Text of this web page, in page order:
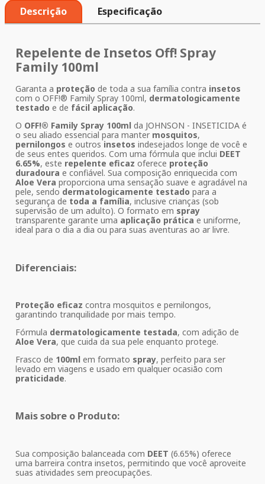
Descrição Especificação
Repelente de Insetos Off! Spray
Family 100ml
Garanta a proteção de toda a sua família contra insetos
com o OFF!® Family Spray 100ml, dermatologicamente
testado e de fácil aplicação.
O OFF!® Family Spray 100ml da JOHNSON - INSETICIDA é
o seu aliado essencial para manter mosquitos,
pernilongos e outros insetos indesejados longe de você e
de seus entes queridos. Com uma fórmula que inclui DEET
6.65%, este repelente eficaz oferece proteção
duradoura e confiável. Sua composição enriquecida com
Aloe Vera proporciona uma sensação suave e agradável na
pele, sendo dermatologicamente testado para a
segurança de toda a família, inclusive crianças (sob
supervisão de um adulto). O formato em spray
transparente garante uma aplicação prática e uniforme,
ideal para o dia a dia ou para suas aventuras ao ar livre.
Diferenciais:
Proteção eficaz contra mosquitos e pernilongos,
garantindo tranquilidade por mais tempo.
Fórmula dermatologicamente testada, com adição de
Aloe Vera, que cuida da sua pele enquanto protege.
Frasco de 100ml em formato spray, perfeito para ser
levado em viagens e usado em qualquer ocasião com
praticidade.
Mais sobre o Produto:
Sua composição balanceada com DEET (6.65%) oferece
uma barreira contra insetos, permitindo que você aproveite
suas atividades sem preocupações.